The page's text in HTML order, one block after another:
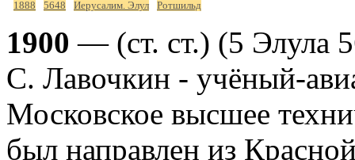
1888 5648 Иерусалим. Элул Ротшильд
1900 — (ст. ст.) (5 Элула
С. Лавочкин - учёный-
Московское высшее
был направлен из